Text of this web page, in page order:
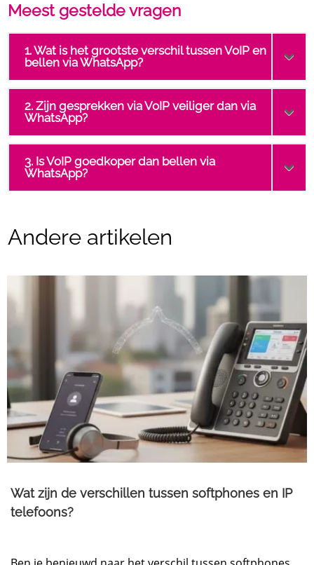
Meest gestelde vragen
1. Wat is het grootste verschil tussen VoIP en
bellen via WhatsApp?
2. Zijn gesprekken via VoIP veiliger dan via
WhatsApp?
3. Is VoIP goedkoper dan bellen via
WhatsApp?
Andere artikelen
Wat zijn de verschillen tussen softphones en IP
telefoons?